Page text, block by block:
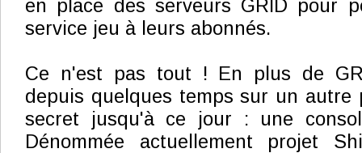
en place des serveurs GRID pour
service jeu à leurs abonnés.
Ce n'est pas tout ! En plus de
depuis quelques temps sur un autre
secret jusqu'à ce jour : une
Dénommée actuellement projet